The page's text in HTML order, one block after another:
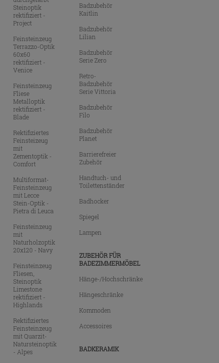
Steinoptik
rektifiziert -
Project
Feinsteinzeug
Terrazzo-Optik
60x60
rektifiziert -
Venice
Feinsteinzeug
Fliese
Metalloptik
rektifiziert -
Blade
Rektifiziertes
Feinsteizeug
mit
Zementoptik -
Comfort
Multiformat-
Feinsteinzeug
mit Lecce
Stein-Optik -
Pietra di Leuca
Feinsteinzeug
mit
Naturholzoptik
20x120 - Navy
Feinsteinzeug
Fliesen,
Steinoptik
Limestone
rektifiziert -
Highlands
Rektifiziertes
Feinsteinzeug
mit Quarzit-
Natursteinoptik
- Alpes
Badzubehör
Kaitlin
Badzubehör
Lilian
Badzubehör
Serie Zero
Retro-
Badzubehör
Serie Vittoria
Badzubehör
Filo
Badzubehör
Planet
Barrierefreier
Zubehör
Handtuch- und
Toilettenständer
Badhocker
Spiegel
Lampen
ZUBEHÖR FÜR
BADEZIMMERMÖBEL
Hänge-/Hochschränke
Hängeschränke
Kommoden
Accessoires
BADKERAMIK